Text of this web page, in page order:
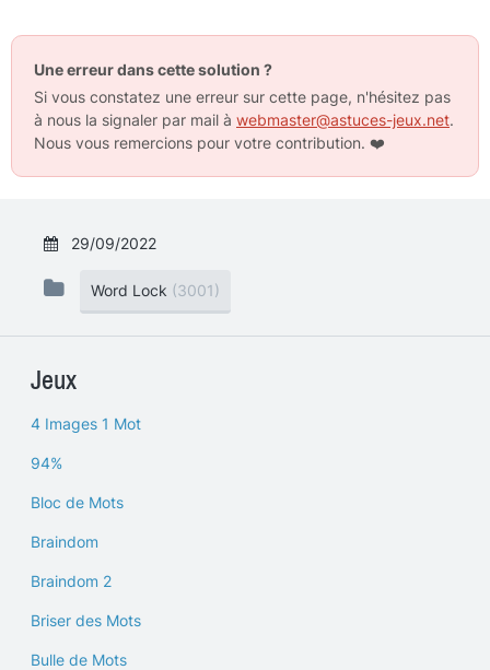
Une erreur dans cette solution ?
Si vous constatez une erreur sur cette page, n'hésitez pas
à nous la signaler par mail à webmaster@astuces-jeux.net.
Nous vous remercions pour votre contribution. ❤️
29/09/2022
Word Lock (3001)
Jeux
4 Images 1 Mot
94%
Bloc de Mots
Braindom
Braindom 2
Briser des Mots
Bulle de Mots